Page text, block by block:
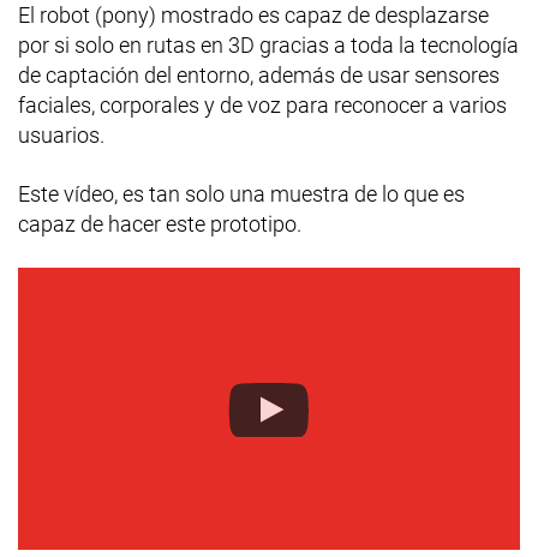
El robot (pony) mostrado es capaz de desplazarse
por si solo en rutas en 3D gracias a toda la tecnología
de captación del entorno, además de usar sensores
faciales, corporales y de voz para reconocer a varios
usuarios.
Este vídeo, es tan solo una muestra de lo que es
capaz de hacer este prototipo.